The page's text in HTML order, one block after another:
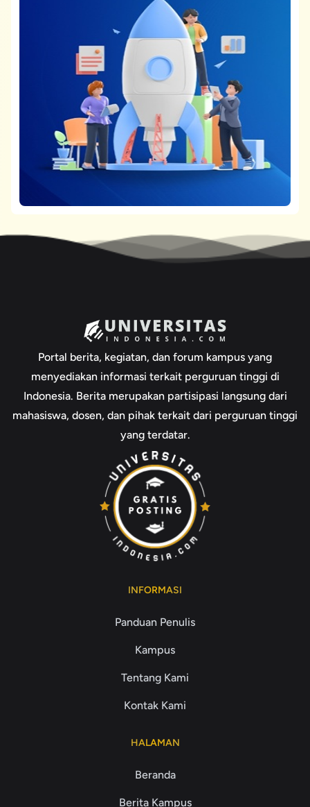
Portal berita, kegiatan, dan forum kampus yang
menyediakan informasi terkait perguruan tinggi di
Indonesia. Berita merupakan partisipasi langsung dari
mahasiswa, dosen, dan pihak terkait dari perguruan tinggi
yang terdatar.
INFORMASI
Panduan Penulis
Kampus
Tentang Kami
Kontak Kami
HALAMAN
Beranda
Berita Kampus